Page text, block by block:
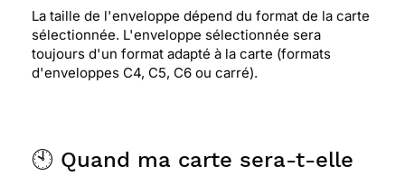
La taille de l'enveloppe dépend du format de la carte
sélectionnée. L'enveloppe sélectionnée sera
toujours d'un format adapté à la carte (formats
d'enveloppes C4, C5, C6 ou carré).
🕙 Quand ma carte sera-t-elle